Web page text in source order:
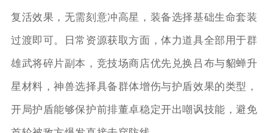
复活效果，无需刻意冲高星，装备选择基础生命套装
过渡即可。日常资源获取方面，体力道具全部用于群
雄武将碎片副本，竞技场商店优先兑换吕布与貂蝉升
星材料，神兽选择具备群体增伤与护盾效果的类型，
开局护盾能够保护前排董卓稳定开出嘲讽技能，避免